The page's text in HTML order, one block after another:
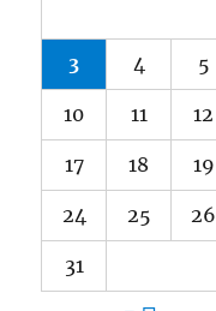
3 4 5
10 11 12
17 18 19
24 25 26
31